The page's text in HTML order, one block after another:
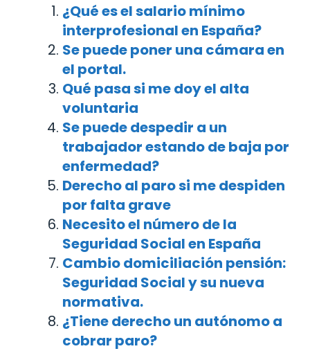
¿Qué es el salario mínimo
interprofesional en España?
Se puede poner una cámara en
el portal.
Qué pasa si me doy el alta
voluntaria
Se puede despedir a un
trabajador estando de baja por
enfermedad?
Derecho al paro si me despiden
por falta grave
Necesito el número de la
Seguridad Social en España
Cambio domiciliación pensión:
Seguridad Social y su nueva
normativa.
¿Tiene derecho un autónomo a
cobrar paro?